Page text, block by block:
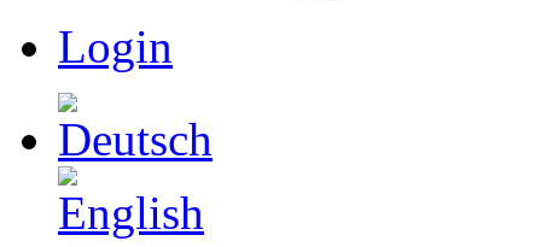
Login